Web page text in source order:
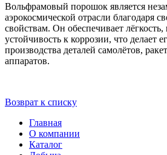
Вольфрамовый порошок является
аэрокосмической отрасли благодаря
свойствам. Он обеспечивает лёгкость,
устойчивость к коррозии, что делает
производства деталей самолётов,
аппаратов.
Возврат к списку
Главная
О компании
Каталог